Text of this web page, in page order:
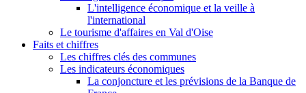
L'intelligence économique et la veille à
l'international
Le tourisme d'affaires en Val d'Oise
Faits et chiffres
Les chiffres clés des communes
Les indicateurs économiques
La conjoncture et les prévisions de la Banque de